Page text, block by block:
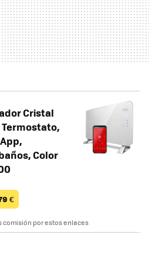
Cristal
Color
€
comisión por estos enlaces